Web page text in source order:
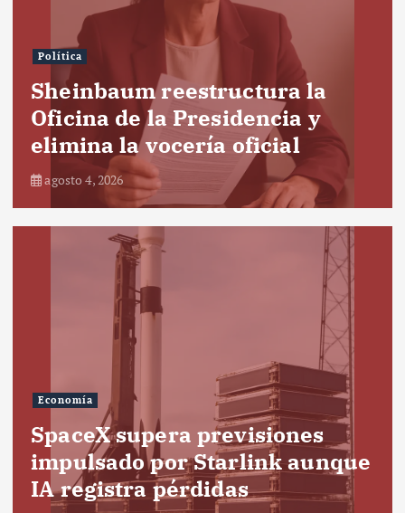
Política
Sheinbaum reestructura la
Oficina de la Presidencia y
elimina la vocería oficial
agosto 4, 2026
Economía
SpaceX supera previsiones
impulsado por Starlink aunque
IA registra pérdidas